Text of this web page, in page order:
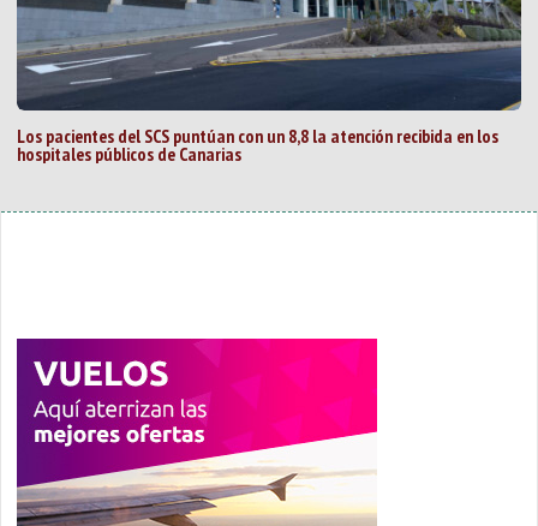
Los pacientes del SCS puntúan con un 8,8 la atención recibida en los
hospitales públicos de Canarias